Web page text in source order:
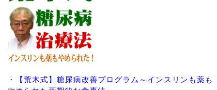
・
【荒木式】糖尿病改善プログラム～インスリンも薬も